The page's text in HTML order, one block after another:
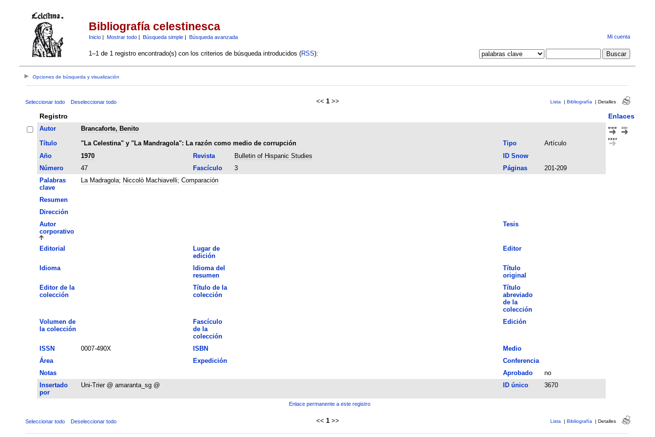
Bibliografía celestinesca
Inicio| Mostrar todo| Búsqueda simple| Búsqueda avanzada Mi cuenta
1–1 de 1 registro encontrado(s) con los criterios de búsqueda introducidos (RSS):
Opciones de búsqueda y visualización
Seleccionar todo Deseleccionar todo << 1 >> Lista | Bibliografía | Detalles
Registro Enlaces
Autor
Brancaforte, Benito
Título
"La Celestina" y "La Mandragola": La razón como medio de corrupción Tipo
Artículo
Año
1970 Revista Bulletin of Hispanic Studies
ID Snow
Número
47 Fascículo 3 Páginas
201-209
Palabras
clave
La Madragola; Niccolò Machiavelli; Comparación
Resumen
Dirección
Autor
corporativo
Tesis
Editorial
Lugar de
edición
Editor
Idioma
Idioma del
resumen
Título
original
Editor de la
colección
Título de la
colección
Título
abreviado
de la
colección
Volumen de
la colección
Fascículo
de la
colección
Edición
ISSN 0007-490X ISBN
Medio
Área
Expedición
Conferencia
Notas
Aprobado
no
Insertado
por
Uni-Trier @ amaranta_sg @ ID único 3670
Enlace permanente a este registro
Seleccionar todo Deseleccionar todo << 1 >> Lista | Bibliografía | Detalles